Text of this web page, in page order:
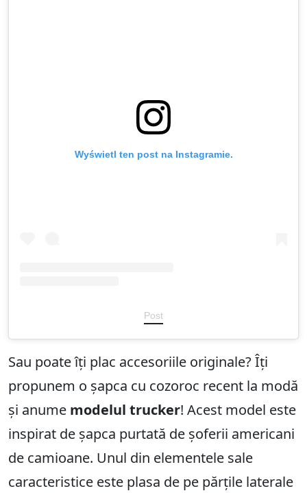
Wyświetl ten post na Instagramie.
Post
Sau poate îți plac accesoriile originale? Îți
propunem o șapca cu cozoroc recent la modă
și anume modelul trucker! Acest model este
inspirat de șapca purtată de șoferii americani
de camioane. Unul din elementele sale
caracteristice este plasa de pe părțile laterale